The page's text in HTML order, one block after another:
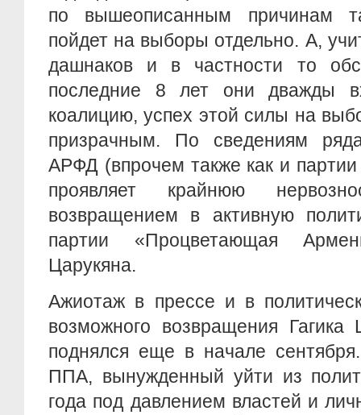
по вышеописанным причинам
пойдет на выборы отдельно. А,
дашнаков и в частности то
последние 8 лет они дважды
коалицию, успех этой силы на
призрачным. По сведениям
АРФД (впрочем также как и
проявляет крайнюю
возвращением в активную
партии «Процветающая
Царукяна.
Ажиотаж в прессе и в
возможного возвращения Гагика
поднялся еще в начале
ППА, вынужденный уйти из
года под давлением властей и